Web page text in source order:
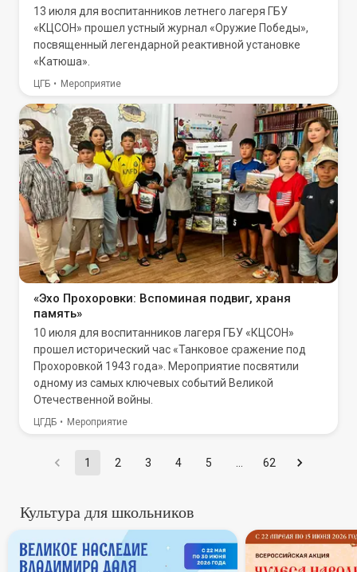
13 июля для воспитанников летнего лагеря ГБУ
«КЦСОН» прошел устный журнал «Оружие Победы»,
посвященный легендарной реактивной установке
«Катюша».
ЦГБ Мероприятие
«Эхо Прохоровки: Вспоминая подвиг, храня
память»
10 июля для воспитанников лагеря ГБУ «КЦСОН»
прошел исторический час «Танковое сражение под
Прохоровкой 1943 года». Мероприятие посвятили
одному из самых ключевых событий Великой
Отечественной войны.
ЦГДБ Мероприятие
1 2 3 4 5 62
Культура для школьников
В России стартует